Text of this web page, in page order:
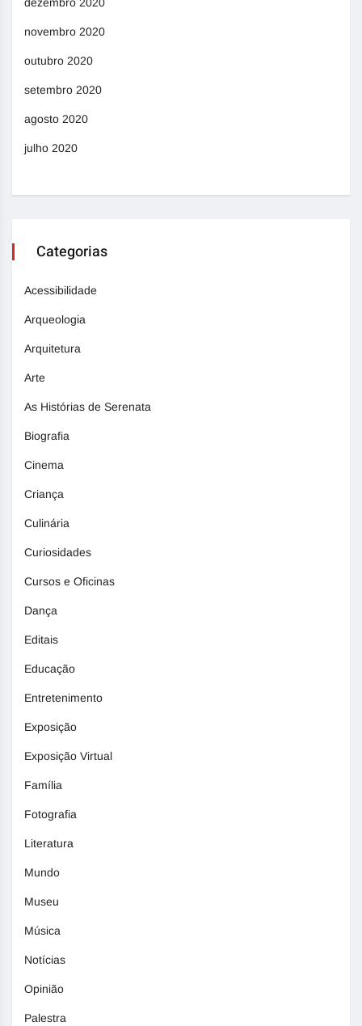
novembro 2020
outubro 2020
setembro 2020
agosto 2020
julho 2020
Categorias
Acessibilidade
Arqueologia
Arquitetura
Arte
As Histórias de Serenata
Biografia
Cinema
Criança
Culinária
Curiosidades
Cursos e Oficinas
Dança
Editais
Educação
Entretenimento
Exposição
Exposição Virtual
Família
Fotografia
Literatura
Mundo
Museu
Música
Notícias
Opinião
Palestra